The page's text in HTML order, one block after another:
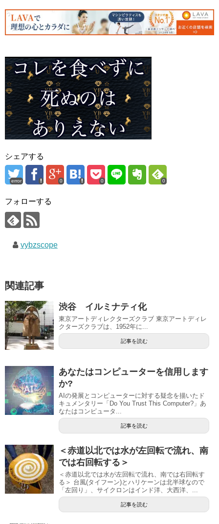
シェアする
error 0 0 0
フォローする
vybzscope
関連記事
渋谷 イルミナティ化
東京アートディレクターズクラブ 東京アートディレ
クターズクラブは、1952年に...
記事を読む
あなたはコンピューターを信用します
か?
AIの発展とコンピューターに対する疑念を描いたド
キュメンタリー「Do You Trust This Computer?」あ
なたはコンピュータ...
記事を読む
＜赤道以北では水が左回転で流れ、南
では右回転する＞
＜赤道以北では水が左回転で流れ、南では右回転す
る＞ 台風(タイフーン)とハリケーンは北半球なので
「左回り」、サイクロンはインド洋、大西洋、...
記事を読む